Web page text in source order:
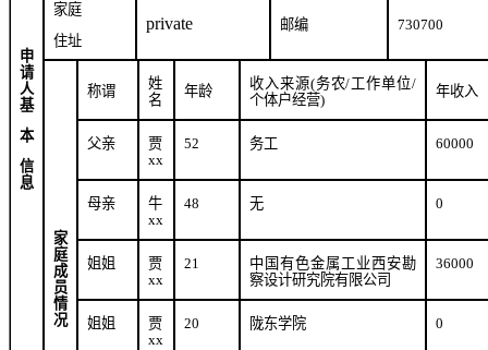
申
请
人
基
本
信
息
家庭
住址
private 邮编 730700
家
庭
成
员
情
况
称谓
姓
名
年龄 收入来源(务农/工作单位/
个体户经营)
年收入
父亲
贾
xx
52 务工 60000
母亲
牛
xx
48 无 0
姐姐
贾
xx
21
中国有色金属工业西安勘
察设计研究院有限公司
36000
姐姐
贾
xx
20 陇东学院 0